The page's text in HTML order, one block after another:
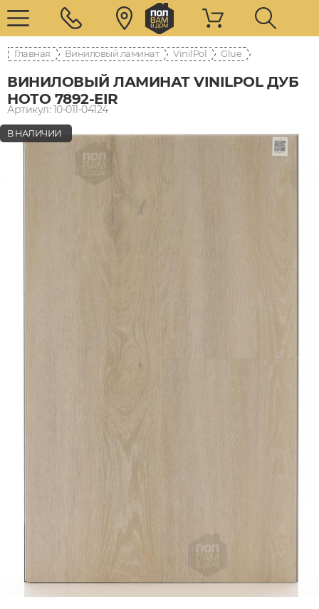
Главная Виниловый ламинат VinilPol Glue
ВИНИЛОВЫЙ ЛАМИНАТ VINILPOL ДУБ
НОТО 7892-EIR
Артикул: 10-011-04124
В НАЛИЧИИ